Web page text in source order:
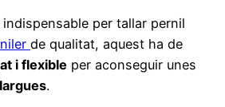
per tallar pernil
de qualitat, aquest ha de
i flexible per aconseguir unes
.